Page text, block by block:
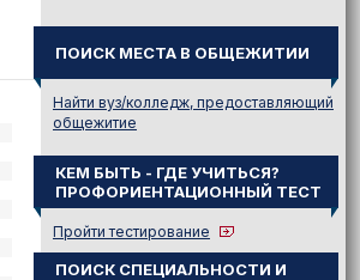
ПОИСК МЕСТА В ОБЩЕЖИТИИ
Найти вуз/колледж, предоставляющий
общежитие
КЕМ БЫТЬ - ГДЕ УЧИТЬСЯ?
ПРОФОРИЕНТАЦИОННЫЙ ТЕСТ
Пройти тестирование
ПОИСК СПЕЦИАЛЬНОСТИ И